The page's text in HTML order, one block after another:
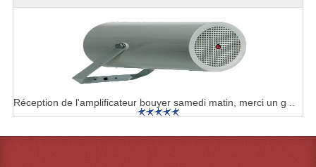
Enceintes Hifi
Enceintes Monitoring
Filtres Actifs, Correcteurs
Haut-Parleurs Moteurs Tweeters Filtres
Réception de l'amplificateur bouyer samedi matin, merci un g ..